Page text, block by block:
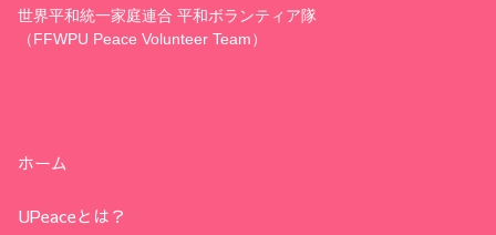
世界平和統一家庭連合 平和ボランティア隊
（FFWPU Peace Volunteer Team）
ホーム
UPeaceとは？